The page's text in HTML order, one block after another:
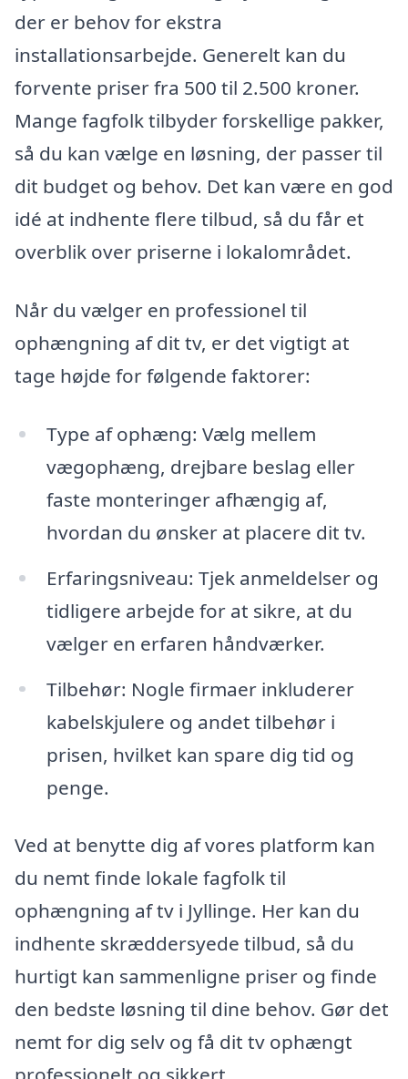
der er behov for ekstra
installationsarbejde. Generelt kan du
forvente priser fra 500 til 2.500 kroner.
Mange fagfolk tilbyder forskellige pakker,
så du kan vælge en løsning, der passer til
dit budget og behov. Det kan være en god
idé at indhente flere tilbud, så du får et
overblik over priserne i lokalområdet.
Når du vælger en professionel til
ophængning af dit tv, er det vigtigt at
tage højde for følgende faktorer:
Type af ophæng: Vælg mellem
vægophæng, drejbare beslag eller
faste monteringer afhængig af,
hvordan du ønsker at placere dit tv.
Erfaringsniveau: Tjek anmeldelser og
tidligere arbejde for at sikre, at du
vælger en erfaren håndværker.
Tilbehør: Nogle firmaer inkluderer
kabelskjulere og andet tilbehør i
prisen, hvilket kan spare dig tid og
penge.
Ved at benytte dig af vores platform kan
du nemt finde lokale fagfolk til
ophængning af tv i Jyllinge. Her kan du
indhente skræddersyede tilbud, så du
hurtigt kan sammenligne priser og finde
den bedste løsning til dine behov. Gør det
nemt for dig selv og få dit tv ophængt